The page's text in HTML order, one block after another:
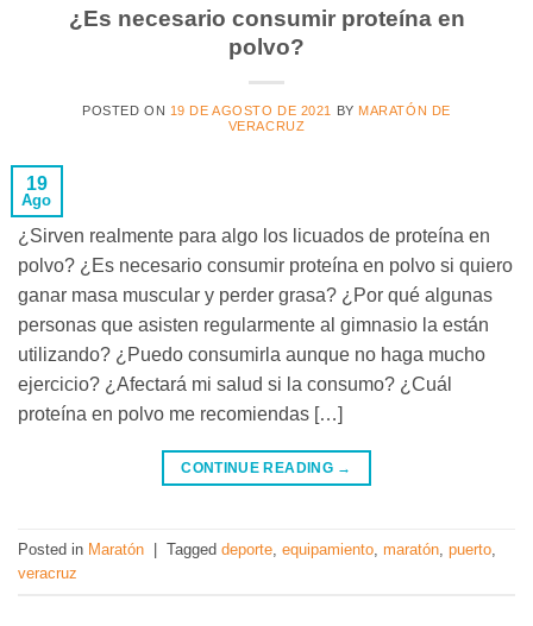
¿Es necesario consumir proteína en
polvo?
POSTED ON 19 DE AGOSTO DE 2021 BY MARATÓN DE
VERACRUZ
19
Ago
¿Sirven realmente para algo los licuados de proteína en
polvo? ¿Es necesario consumir proteína en polvo si quiero
ganar masa muscular y perder grasa? ¿Por qué algunas
personas que asisten regularmente al gimnasio la están
utilizando? ¿Puedo consumirla aunque no haga mucho
ejercicio? ¿Afectará mi salud si la consumo? ¿Cuál
proteína en polvo me recomiendas […]
CONTINUE READING →
Posted in Maratón | Tagged deporte equipamiento maratón puerto
veracruz